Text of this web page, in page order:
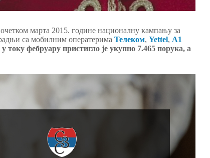
марта 2015. године националну кампању за
са мобилним оператерима Телеком, Yettel, А1
у току фебруару пристигло је укупно 7.465 порука, а